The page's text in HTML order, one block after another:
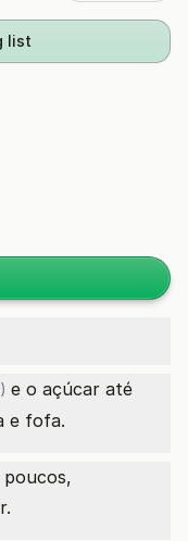
list
e o açúcar até
e fofa.